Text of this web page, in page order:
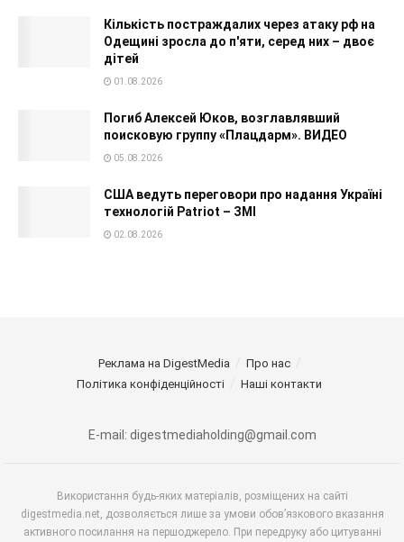
Кількість постраждалих через атаку рф на
Одещині зросла до п'яти, серед них – двоє
дітей
01.08.2026
Погиб Алексей Юков, возглавлявший
поисковую группу «Плацдарм». ВИДЕО
05.08.2026
США ведуть переговори про надання Україні
технологій Patriot – ЗМІ
02.08.2026
Реклама на DigestMedia
Про нас
Політика конфіденційності
Наші контакти
E-mail: digestmediaholding@gmail.com
Використання будь-яких матеріалів, розміщених на сайті
digestmedia.net, дозволяється лише за умови обов’язкового вказання
активного посилання на першоджерело. При передруку або цитуванні